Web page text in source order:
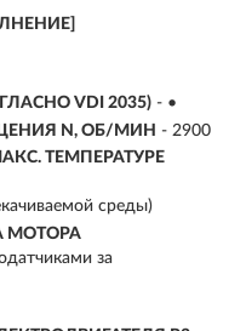
VDI 2035) - •
N, ОБ/МИН - 2900
ТЕМПЕРАТУРЕ
среды)
МОТОРА
за